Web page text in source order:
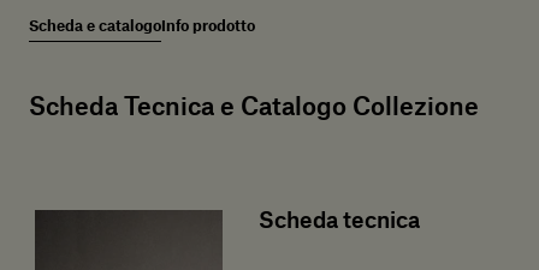
Scheda e catalogo Info prodotto
Scheda Tecnica e Catalogo Collezione
Scheda tecnica